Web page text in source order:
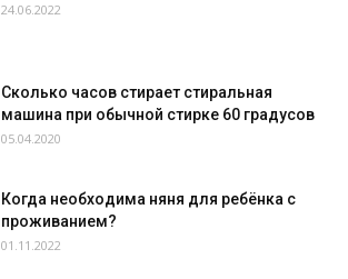
24.06.2022
Сколько часов стирает стиральная
машина при обычной стирке 60 градусов
05.04.2020
Когда необходима няня для ребёнка с
проживанием?
01.11.2022